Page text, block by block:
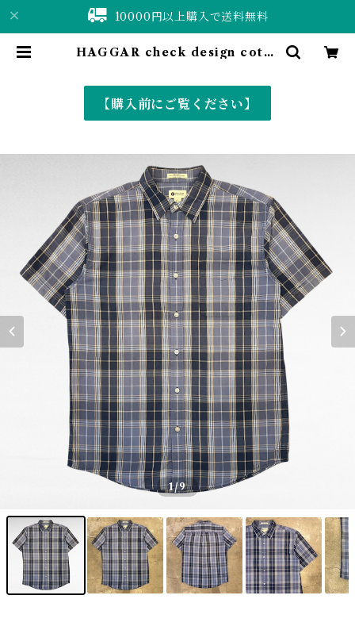
10000円以上購入で送料無料
HAGGAR check design cotto
&vintage〉
【購入前にご覧ください】
1/9